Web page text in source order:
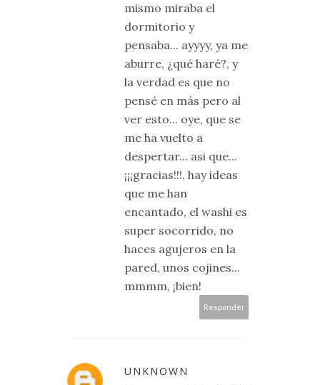
mismo miraba el
dormitorio y
pensaba... ayyyy, ya me
aburre, ¿qué haré?, y
la verdad es que no
pensé en más pero al
ver esto... oye, que se
me ha vuelto a
despertar... asi que...
¡¡¡gracias!!!, hay ideas
que me han
encantado, el washi es
super socorrido, no
haces agujeros en la
pared, unos cojines...
mmmm, ¡bien!
Responder
UNKNOWN